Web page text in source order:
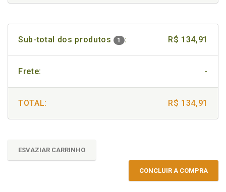
Sub-total dos produtos 1 : R$ 134,91
Frete: -
TOTAL: R$ 134,91
ESVAZIAR CARRINHO
CONCLUIR A COMPRA